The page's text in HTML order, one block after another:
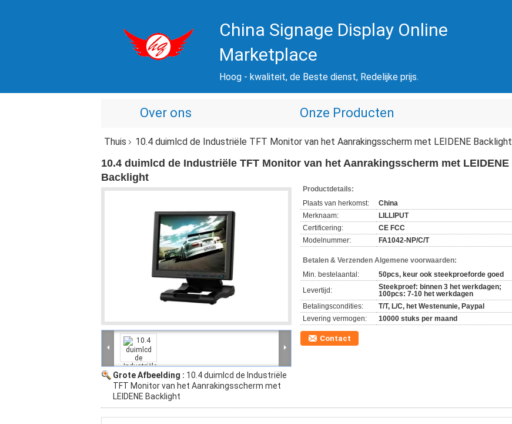
China Signage Display Online
Marketplace
Hoog - kwaliteit, de Beste dienst, Redelijke prijs.
Over ons Onze Producten
Thuis 10.4 duimlcd de Industriële TFT Monitor van het Aanrakingsscherm met LEIDENE Backlight
10.4 duimlcd de Industriële TFT Monitor van het Aanrakingsscherm met LEIDENE
Backlight
Grote Afbeelding : 10.4 duimlcd de Industriële
TFT Monitor van het Aanrakingsscherm met
LEIDENE Backlight
Productdetails:
Plaats van herkomst:
China
Merknaam:
LILLIPUT
Certificering:
CE FCC
Modelnummer:
FA1042-NP/C/T
Betalen & Verzenden Algemene voorwaarden:
Min. bestelaantal:
50pcs, keur ook steekproeforde goed
Levertijd:
Steekproef: binnen 3 het werkdagen;
100pcs: 7-10 het werkdagen
Betalingscondities:
T/T, L/C, het Westenunie, Paypal
Levering vermogen:
10000 stuks per maand
Contact